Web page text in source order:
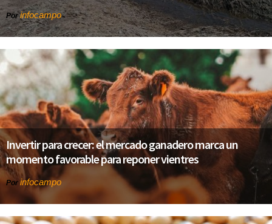
Porinfocampo
Invertir para crecer: el mercado ganadero marca un
momento favorable para reponer vientres
Por infocampo